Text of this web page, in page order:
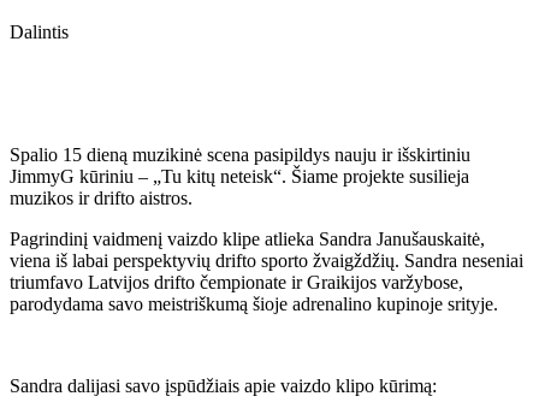
Dalintis
Spalio 15 dieną muzikinė scena pasipildys nauju ir išskirtiniu
JimmyG kūriniu – „Tu kitų neteisk“. Šiame projekte susilieja
muzikos ir drifto aistros.
Pagrindinį vaidmenį vaizdo klipe atlieka Sandra Janušauskaitė,
viena iš labai perspektyvių drifto sporto žvaigždžių. Sandra neseniai
triumfavo Latvijos drifto čempionate ir Graikijos varžybose,
parodydama savo meistriškumą šioje adrenalino kupinoje srityje.
Sandra dalijasi savo įspūdžiais apie vaizdo klipo kūrimą: